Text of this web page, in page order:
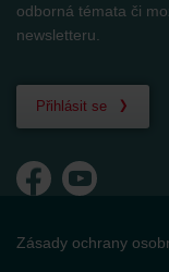
odborná témata či
newsletteru.
Přihlásit se
Zásady ochrany